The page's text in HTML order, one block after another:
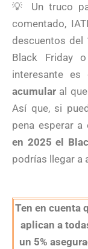
💡 Un truco
comentado,
descuentos del
Black Friday
interesante es
acumular al
Así que, si
pena esperar a
en 2025 el
podrías llegar a
Ten en cuenta
aplican a
un 5%